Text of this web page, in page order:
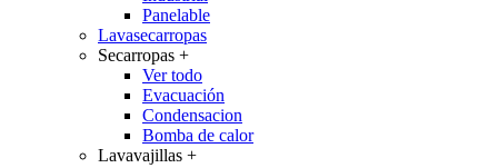
Panelable
Lavasecarropas
Secarropas +
Ver todo
Evacuación
Condensacion
Bomba de calor
Lavavajillas +